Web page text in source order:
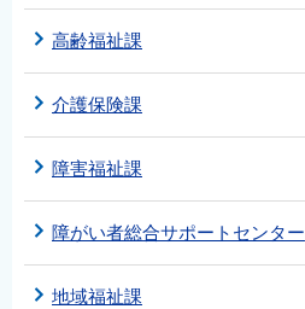
高齢福祉課
介護保険課
障害福祉課
障がい者総合サポートセンター
地域福祉課